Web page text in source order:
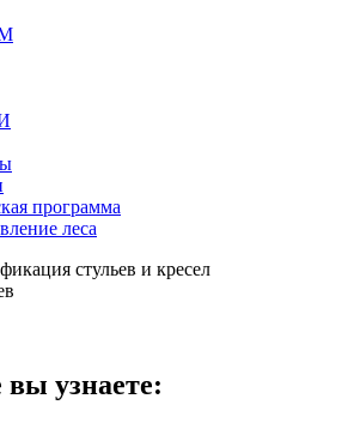
программа
леса
стульев и кресел
вы узнаете: